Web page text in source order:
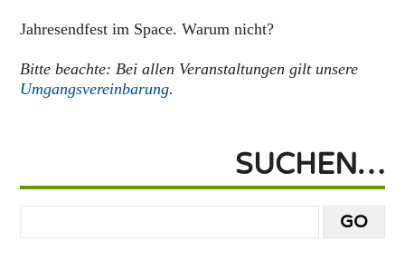
Jahresendfest im Space. Warum nicht?
Bitte beachte: Bei allen Veranstaltungen gilt unsere
Umgangsvereinbarung.
SUCHEN…